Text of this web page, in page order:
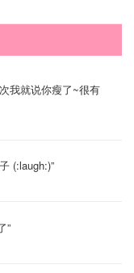
我就说你瘦了~很有
(:laugh:)”
”